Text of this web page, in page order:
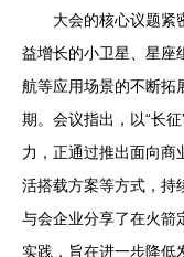
大会的核心议题紧
益增长的小卫星、星座
航等应用场景的不断拓
期。会议指出，以“长
力，正通过推出面向商
活搭载方案等方式，持
与会企业分享了在火箭
实践，旨在进一步降低